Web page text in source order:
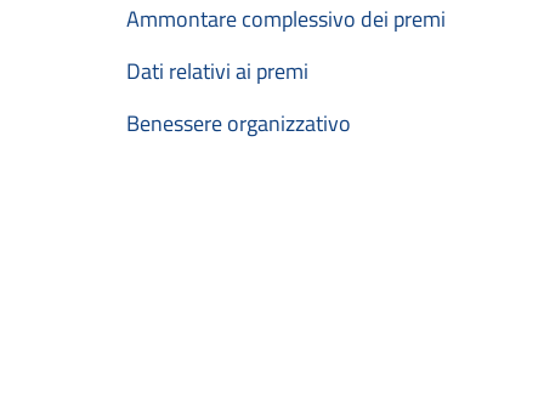
Ammontare complessivo dei premi
Dati relativi ai premi
Benessere organizzativo